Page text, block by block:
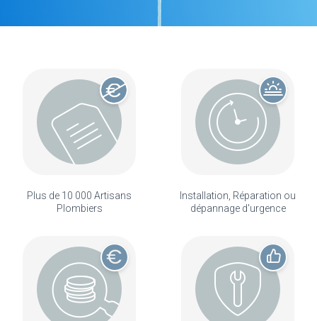
Plus de 10 000 Artisans
Plombiers
Installation, Réparation ou
dépannage d'urgence